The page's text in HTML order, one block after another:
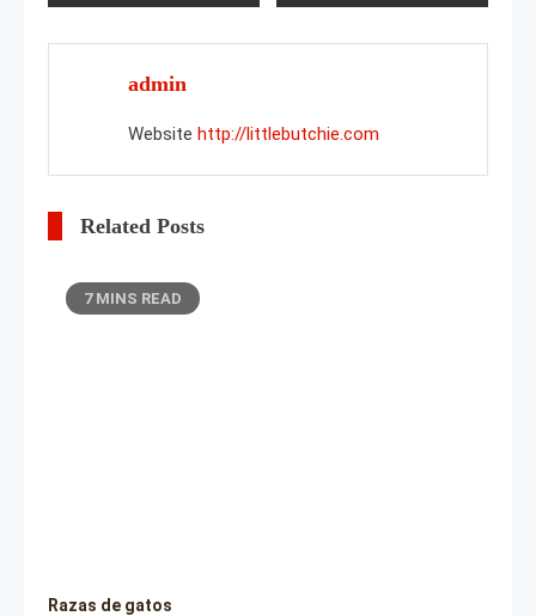
navigation
admin
Website http://littlebutchie.com
Related Posts
7 MINS READ
Razas de gatos